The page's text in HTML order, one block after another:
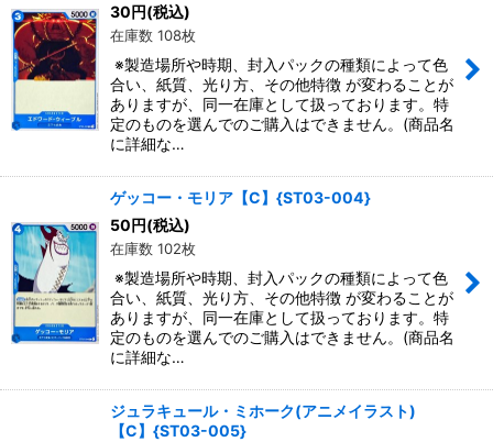
30円(税込)
在庫数 108枚
※製造場所や時期、封入パックの種類によって色
合い、紙質、光り方、その他特徴 が変わることが
ありますが、同一在庫として扱っております。特
定のものを選んでのご購入はできません。(商品名
に詳細な…
ゲッコー・モリア【C】{ST03-004}
50円(税込)
在庫数 102枚
※製造場所や時期、封入パックの種類によって色
合い、紙質、光り方、その他特徴 が変わることが
ありますが、同一在庫として扱っております。特
定のものを選んでのご購入はできません。(商品名
に詳細な…
ジュラキュール・ミホーク(アニメイラスト)
【C】{ST03-005}